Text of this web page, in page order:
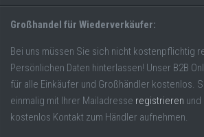
Großhandel für Wiederverkäufer:
Bei uns müssen Sie sich nicht kostenpflichtig
Persönlichen Daten hinterlassen! Unser B2B
für alle Einkäufer und Großhändler kostenlos.
einmalig mit Ihrer Mailadresse registrieren
kostenlos Kontakt zum Händler aufnehmen.